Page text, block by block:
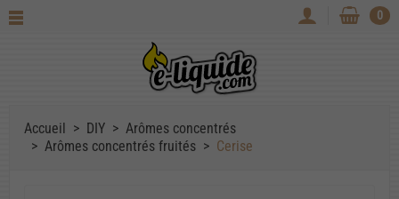
0
Accueil DIY
Arômes concentrés
Arômes concentrés fruités
Cerise